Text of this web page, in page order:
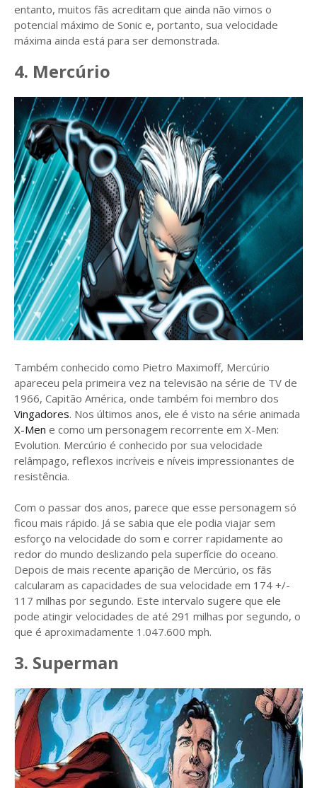
entanto, muitos fãs acreditam que ainda não vimos o
potencial máximo de Sonic e, portanto, sua velocidade
máxima ainda está para ser demonstrada.
4. Mercúrio
Também conhecido como Pietro Maximoff, Mercúrio
apareceu pela primeira vez na televisão na série de TV de
1966, Capitão América, onde também foi membro dos
Vingadores. Nos últimos anos, ele é visto na série animada
X-Men e como um personagem recorrente em X-Men:
Evolution. Mercúrio é conhecido por sua velocidade
relâmpago, reflexos incríveis e níveis impressionantes de
resistência.
Com o passar dos anos, parece que esse personagem só
ficou mais rápido. Já se sabia que ele podia viajar sem
esforço na velocidade do som e correr rapidamente ao
redor do mundo deslizando pela superfície do oceano.
Depois de mais recente aparição de Mercúrio, os fãs
calcularam as capacidades de sua velocidade em 174 +/-
117 milhas por segundo. Este intervalo sugere que ele
pode atingir velocidades de até 291 milhas por segundo, o
que é aproximadamente 1.047.600 mph.
3. Superman